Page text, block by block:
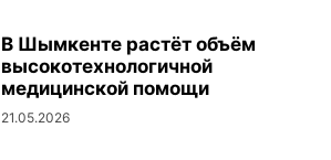
В Шымкенте растёт объём
высокотехнологичной
медицинской помощи
21.05.2026